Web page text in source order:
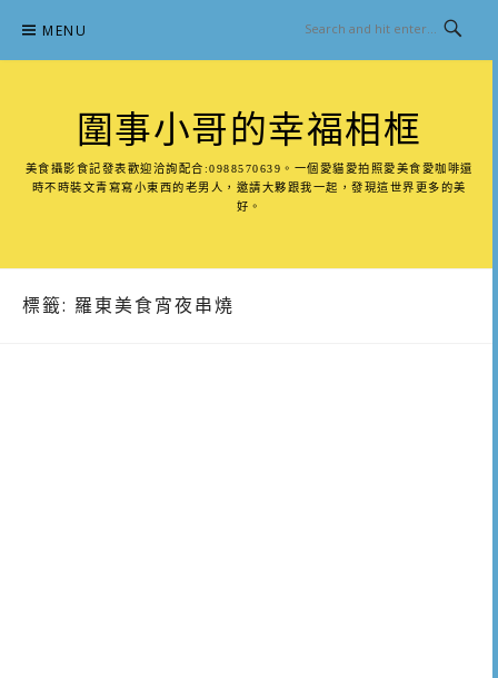
content
MENU
圍事小哥的幸福相框
美食攝影食記發表歡迎洽詢配合:0988570639。一個愛貓愛拍照愛美食愛咖啡還
時不時裝文青寫寫小東西的老男人，邀請大夥跟我一起，發現這世界更多的美
好。
標籤: 羅東美食宵夜串燒